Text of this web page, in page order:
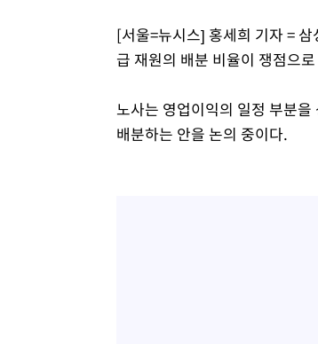
[서울=뉴시스] 홍세희 기자 =
급 재원의 배분 비율이 쟁점으
노사는 영업이익의 일정 부분
배분하는 안을 논의 중이다.